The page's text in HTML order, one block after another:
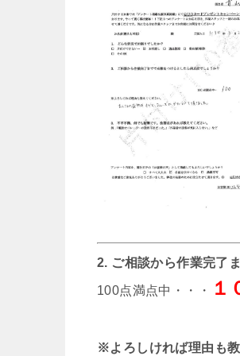
2. ご相談から作業完了
100点満点中・・・ １
※よろしければ理由も教